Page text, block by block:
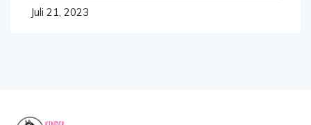
Juli 21, 2023